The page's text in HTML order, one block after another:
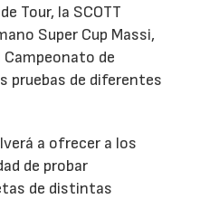
Tour, la SCOTT
Super Cup Massi,
Campeonato de
pruebas de diferentes
a ofrecer a los
de probar
de distintas